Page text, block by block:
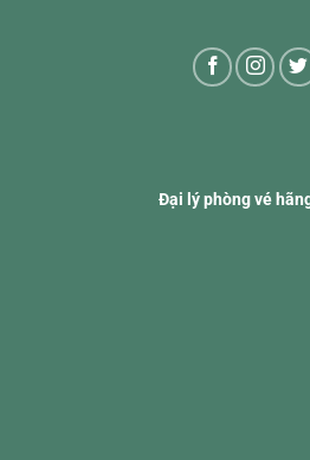
Đại lý phòng vé